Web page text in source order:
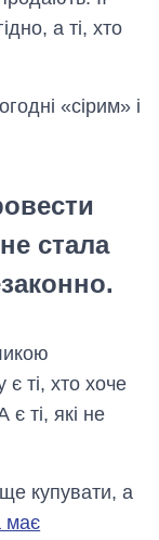
а ті, хто
«сірим» і
стала
ті, хто хоче
ті, які не
купувати, а
має
довго обіймав
посаду керівника